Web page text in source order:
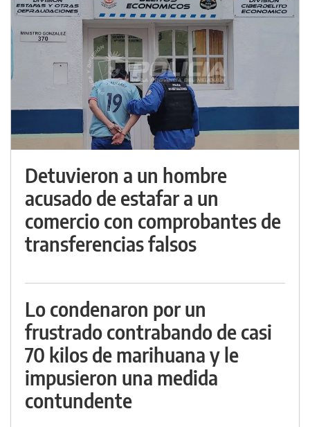
Detuvieron a un hombre
acusado de estafar a un
comercio con comprobantes de
transferencias falsos
Lo condenaron por un
frustrado contrabando de casi
70 kilos de marihuana y le
impusieron una medida
contundente